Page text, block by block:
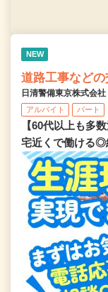
NEW
道路工事など
日清警備東京株式会
アルバイト パート
【60代以上も多
宅近くで働ける◎